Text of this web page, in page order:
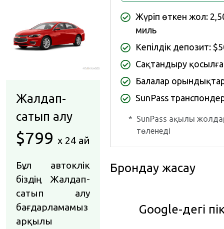
Жүріп өткен жол:
миль
Кепілдік депозит:
Сақтандыру
Балалар
SunPass
* SunPass ақылы
төленеді
Брондау жасау
Google-дегі
Жалдап-
сатып алу
$799 x 24 ай
Бұл автокөлік
біздің Жалдап-
сатып алу
бағдарламамыз
арқылы